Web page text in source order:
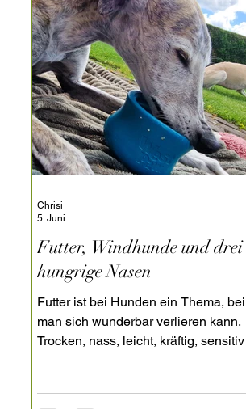
Futter, Windhunde und drei
hungrige Nasen
Futter ist bei Hunden ein Thema,
man sich wunderbar verlieren kann.
Trocken, nass, leicht, kräftig,
Hunden gut? In diesem Beitrag
Chrisi
5. Juni